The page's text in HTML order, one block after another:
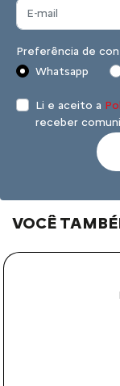
Preferência de
Whatsapp
Li e aceito a
receber
VOCÊ